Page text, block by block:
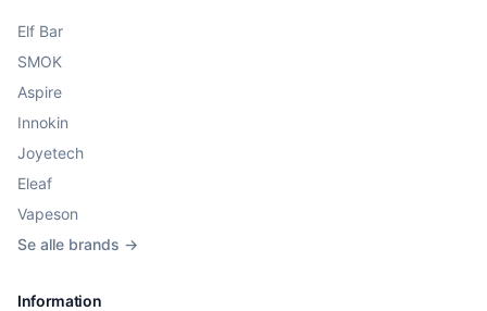
Elf Bar
SMOK
Aspire
Innokin
Joyetech
Eleaf
Vapeson
Se alle brands →
Information